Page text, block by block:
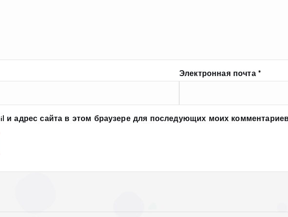
Электронная почта *
и адрес сайта в этом браузере для последующих моих